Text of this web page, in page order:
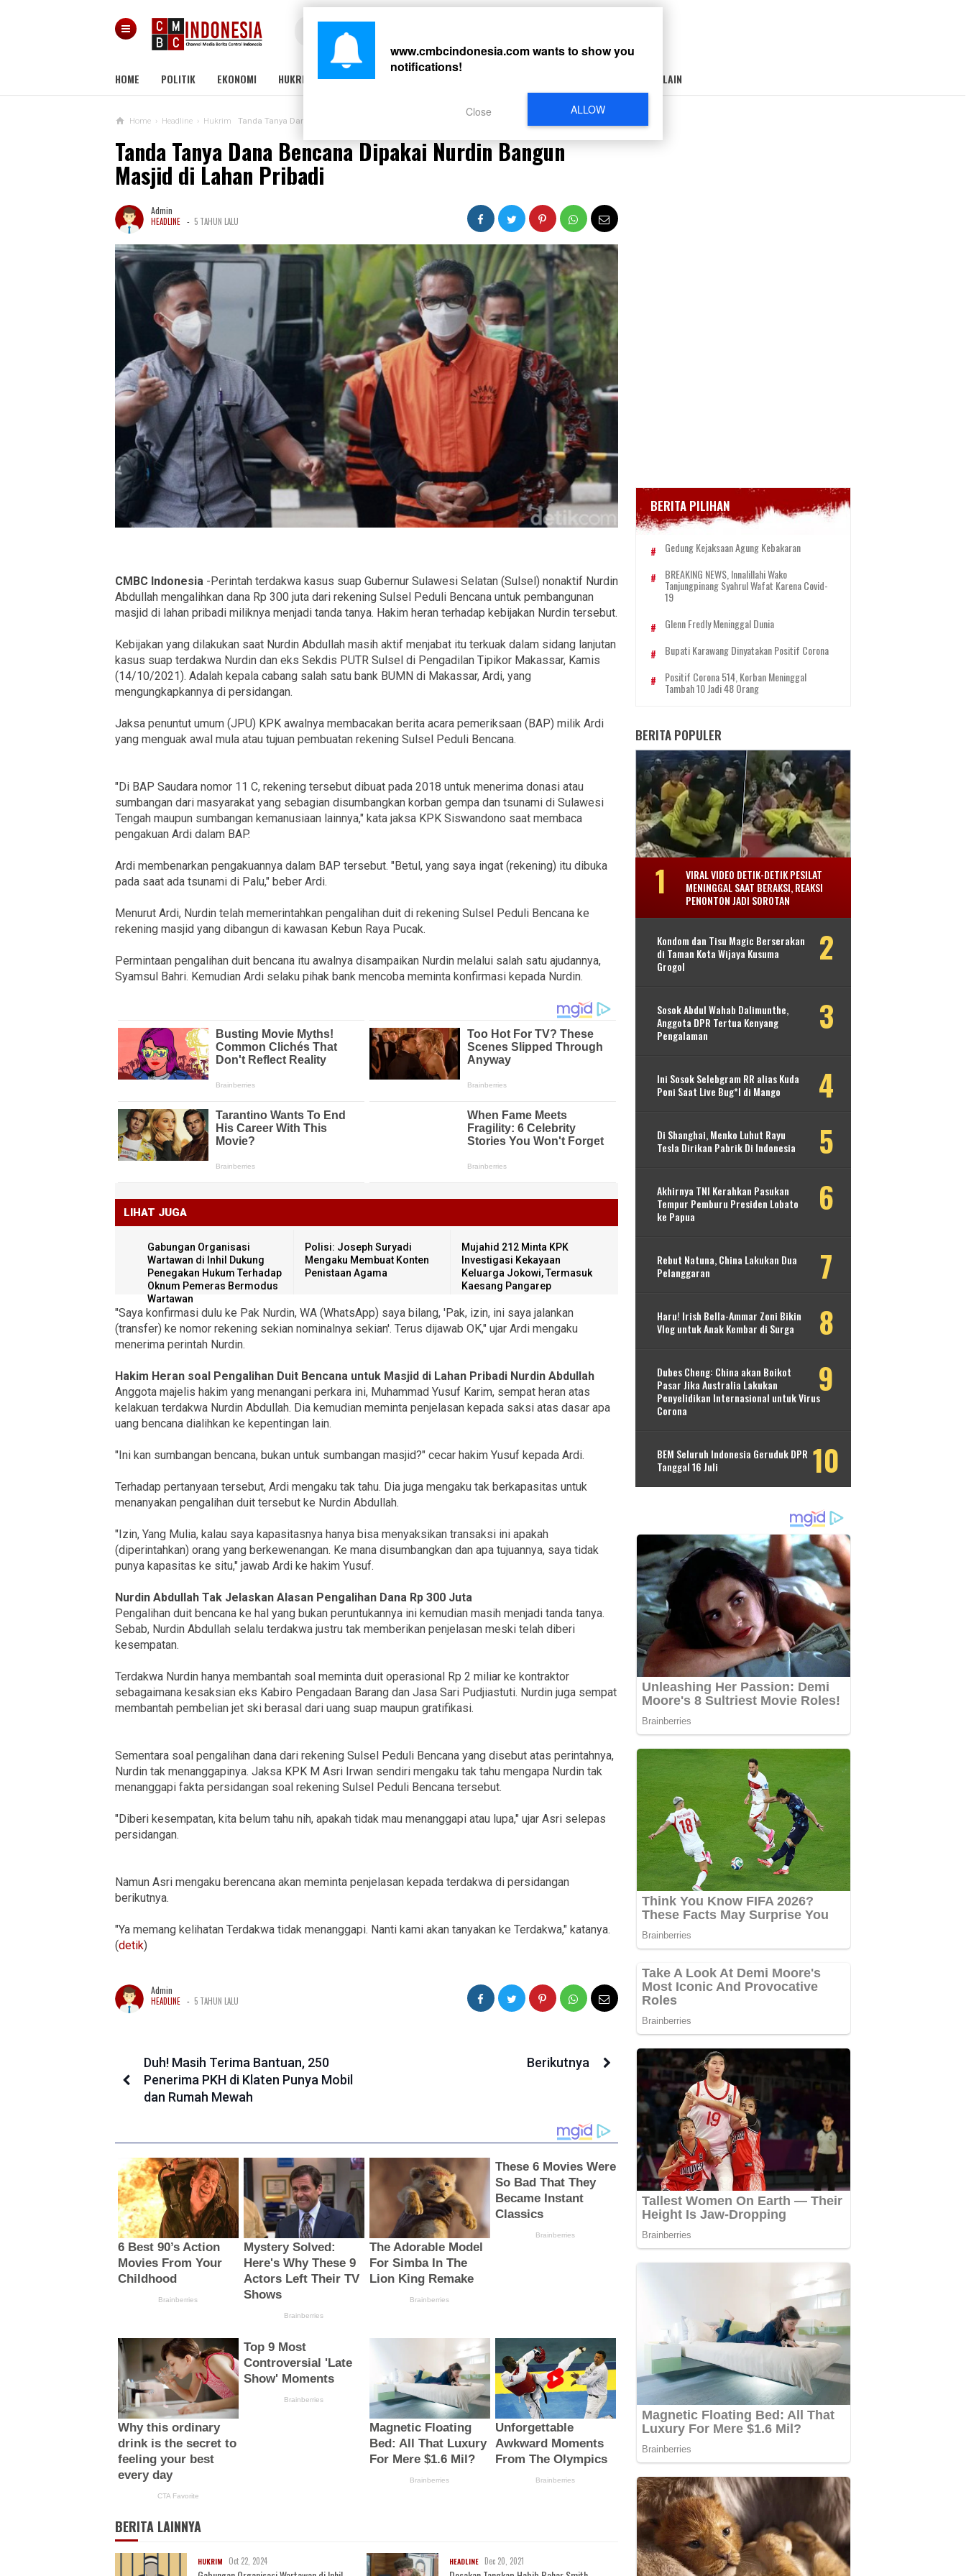
HOME POLITIK EKONOMI HUKRIM PERISTIWA LAIN-LAIN
Home › Headline › Hukrim Tanda Tanya Dana Bencana Dipakai Nurdin Bangun Masjid di Lahan Pribadi
Tanda Tanya Dana Bencana Dipakai Nurdin Bangun
Masjid di Lahan Pribadi
Admin
HEADLINE - 5 TAHUN LALU
CMBC Indonesia -Perintah terdakwa kasus suap Gubernur Sulawesi Selatan (Sulsel) nonaktif Nurdin
Abdullah mengalihkan dana Rp 300 juta dari rekening Sulsel Peduli Bencana untuk pembangunan
masjid di lahan pribadi miliknya menjadi tanda tanya. Hakim heran terhadap kebijakan Nurdin tersebut.
Kebijakan yang dilakukan saat Nurdin Abdullah masih aktif menjabat itu terkuak dalam sidang lanjutan
kasus suap terdakwa Nurdin dan eks Sekdis PUTR Sulsel di Pengadilan Tipikor Makassar, Kamis
(14/10/2021). Adalah kepala cabang salah satu bank BUMN di Makassar, Ardi, yang
mengungkapkannya di persidangan.
Jaksa penuntut umum (JPU) KPK awalnya membacakan berita acara pemeriksaan (BAP) milik Ardi
yang menguak awal mula atau tujuan pembuatan rekening Sulsel Peduli Bencana.
"Di BAP Saudara nomor 11 C, rekening tersebut dibuat pada 2018 untuk menerima donasi atau
sumbangan dari masyarakat yang sebagian disumbangkan korban gempa dan tsunami di Sulawesi
Tengah maupun sumbangan kemanusiaan lainnya," kata jaksa KPK Siswandono saat membaca
pengakuan Ardi dalam BAP.
Ardi membenarkan pengakuannya dalam BAP tersebut. "Betul, yang saya ingat (rekening) itu dibuka
pada saat ada tsunami di Palu," beber Ardi.
Menurut Ardi, Nurdin telah memerintahkan pengalihan duit di rekening Sulsel Peduli Bencana ke
rekening masjid yang dibangun di kawasan Kebun Raya Pucak.
Permintaan pengalihan duit bencana itu awalnya disampaikan Nurdin melalui salah satu ajudannya,
Syamsul Bahri. Kemudian Ardi selaku pihak bank mencoba meminta konfirmasi kepada Nurdin.
LIHAT JUGA
Gabungan Organisasi
Wartawan di Inhil Dukung
Penegakan Hukum Terhadap
Oknum Pemeras Bermodus
Wartawan
Polisi: Joseph Suryadi
Mengaku Membuat Konten
Penistaan Agama
Mujahid 212 Minta KPK
Investigasi Kekayaan
Keluarga Jokowi, Termasuk
Kaesang Pangarep
"Saya konfirmasi dulu ke Pak Nurdin, WA (WhatsApp) saya bilang, 'Pak, izin, ini saya jalankan
(transfer) ke nomor rekening sekian nominalnya sekian'. Terus dijawab OK," ujar Ardi mengaku
menerima perintah Nurdin.
Hakim Heran soal Pengalihan Duit Bencana untuk Masjid di Lahan Pribadi Nurdin Abdullah
Anggota majelis hakim yang menangani perkara ini, Muhammad Yusuf Karim, sempat heran atas
kelakuan terdakwa Nurdin Abdullah. Dia kemudian meminta penjelasan kepada saksi atas dasar apa
uang bencana dialihkan ke kepentingan lain.
"Ini kan sumbangan bencana, bukan untuk sumbangan masjid?" cecar hakim Yusuf kepada Ardi.
Terhadap pertanyaan tersebut, Ardi mengaku tak tahu. Dia juga mengaku tak berkapasitas untuk
menanyakan pengalihan duit tersebut ke Nurdin Abdullah.
"Izin, Yang Mulia, kalau saya kapasitasnya hanya bisa menyaksikan transaksi ini apakah
(diperintahkan) orang yang berkewenangan. Ke mana disumbangkan dan apa tujuannya, saya tidak
punya kapasitas ke situ," jawab Ardi ke hakim Yusuf.
Nurdin Abdullah Tak Jelaskan Alasan Pengalihan Dana Rp 300 Juta
Pengalihan duit bencana ke hal yang bukan peruntukannya ini kemudian masih menjadi tanda tanya.
Sebab, Nurdin Abdullah selalu terdakwa justru tak memberikan penjelasan meski telah diberi
kesempatan.
Terdakwa Nurdin hanya membantah soal meminta duit operasional Rp 2 miliar ke kontraktor
sebagaimana kesaksian eks Kabiro Pengadaan Barang dan Jasa Sari Pudjiastuti. Nurdin juga sempat
membantah pembelian jet ski berasal dari uang suap maupun gratifikasi.
Sementara soal pengalihan dana dari rekening Sulsel Peduli Bencana yang disebut atas perintahnya,
Nurdin tak menanggapinya. Jaksa KPK M Asri Irwan sendiri mengaku tak tahu mengapa Nurdin tak
menanggapi fakta persidangan soal rekening Sulsel Peduli Bencana tersebut.
"Diberi kesempatan, kita belum tahu nih, apakah tidak mau menanggapi atau lupa," ujar Asri selepas
persidangan.
Namun Asri mengaku berencana akan meminta penjelasan kepada terdakwa di persidangan
berikutnya.
"Ya memang kelihatan Terdakwa tidak menanggapi. Nanti kami akan tanyakan ke Terdakwa," katanya.
(detik)
Admin
HEADLINE - 5 TAHUN LALU
Duh! Masih Terima Bantuan, 250
Penerima PKH di Klaten Punya Mobil
dan Rumah Mewah
Berikutnya
BERITA LAINNYA
HUKRIM Oct 22, 2024 HEADLINE Dec 20, 2021
BERITA PILIHAN
Gedung Kejaksaan Agung Kebakaran
BREAKING NEWS, Innalillahi Wako
Tanjungpinang Syahrul Wafat Karena Covid-
19
Glenn Fredly Meninggal Dunia
Bupati Karawang Dinyatakan Positif Corona
Positif Corona 514, Korban Meninggal
Tambah 10 Jadi 48 Orang
BERITA POPULER
VIRAL VIDEO DETIK-DETIK PESILAT
MENINGGAL SAAT BERAKSI, REAKSI
PENONTON JADI SOROTAN
Kondom dan Tisu Magic Berserakan
di Taman Kota Wijaya Kusuma
Grogol
Sosok Abdul Wahab Dalimunthe,
Anggota DPR Tertua Kenyang
Pengalaman
Ini Sosok Selebgram RR alias Kuda
Poni Saat Live Bug*l di Mango
Di Shanghai, Menko Luhut Rayu
Tesla Dirikan Pabrik Di Indonesia
Akhirnya TNI Kerahkan Pasukan
Tempur Pemburu Presiden Lobato
ke Papua
Rebut Natuna, China Lakukan Dua
Pelanggaran
Haru! Irish Bella-Ammar Zoni Bikin
Vlog untuk Anak Kembar di Surga
Dubes Cheng: China akan Boikot
Pasar Jika Australia Lakukan
Penyelidikan Internasional untuk Virus
Corona
BEM Seluruh Indonesia Geruduk DPR
Tanggal 16 Juli
www.cmbcindonesia.comwants to show you
notifications!
ALLOW
Close